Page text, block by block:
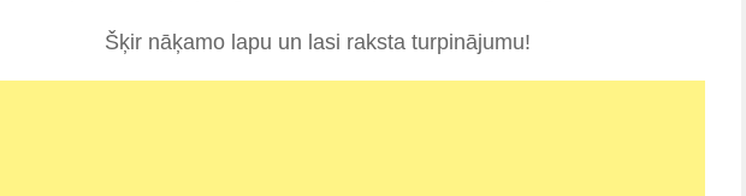
Šķir nāķamo lapu un lasi raksta turpinājumu!